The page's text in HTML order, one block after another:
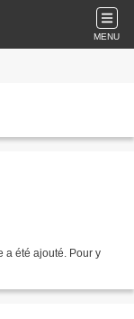
MENU
a été ajouté. Pour y